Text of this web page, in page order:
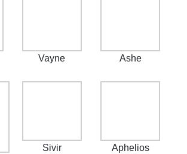
Vayne Ashe
Sivir Aphelios